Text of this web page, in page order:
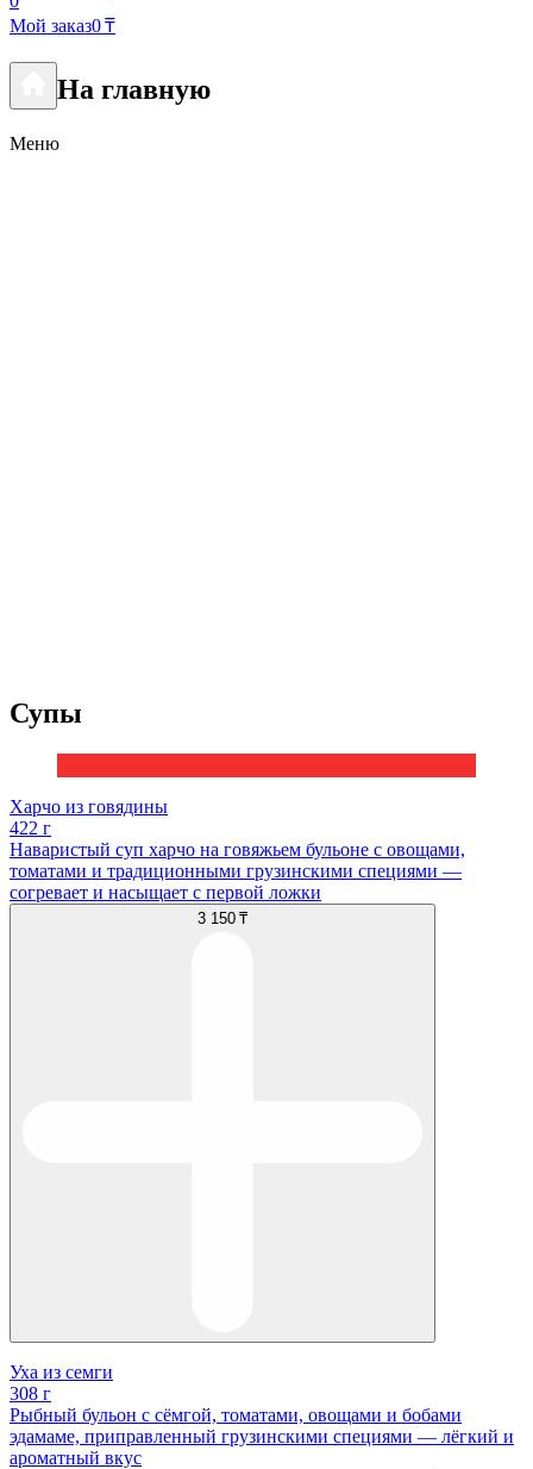
Мой заказ0 ₸
На главную
Меню
Супы
Харчо из говядины
422 г
Наваристый суп харчо на говяжьем бульоне с овощами,
томатами и традиционными грузинскими специями —
согревает и насыщает с первой ложки
3 150 ₸
Уха из семги
308 г
Рыбный бульон с сёмгой, томатами, овощами и бобами
эдамаме, приправленный грузинскими специями — лёгкий и
ароматный вкус